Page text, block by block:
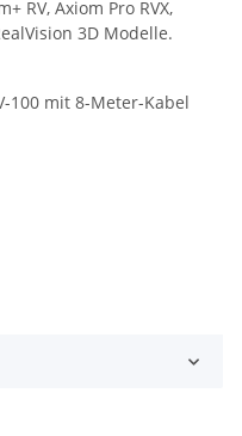
RV, Axiom Pro RVX,
3D Modelle.
100 mit 8-Meter-Kabel